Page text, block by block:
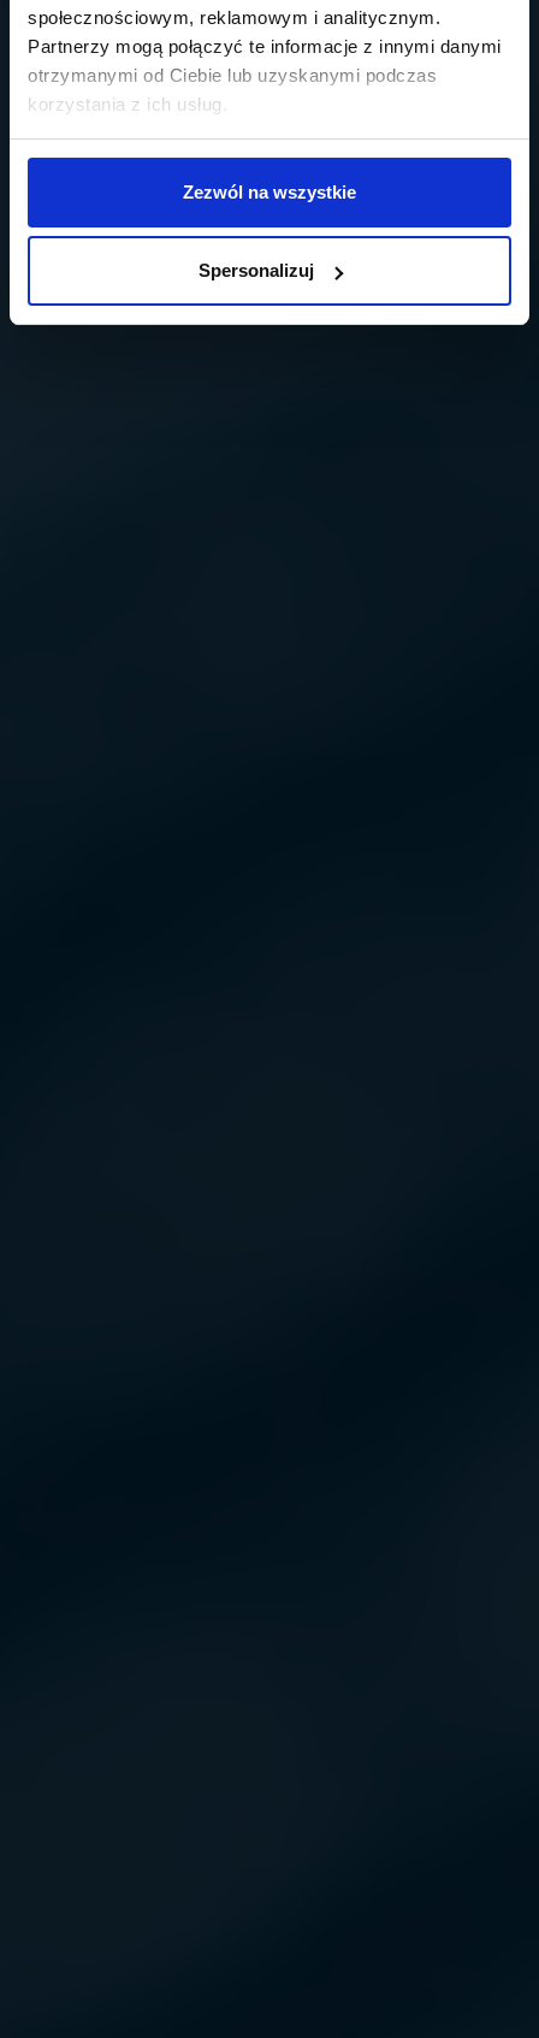
społecznościowym, reklamowym i analitycznym.
Partnerzy mogą połączyć te informacje z innymi danymi
otrzymanymi od Ciebie lub uzyskanymi podczas
korzystania z ich usług.
Zezwól na wszystkie
Spersonalizuj